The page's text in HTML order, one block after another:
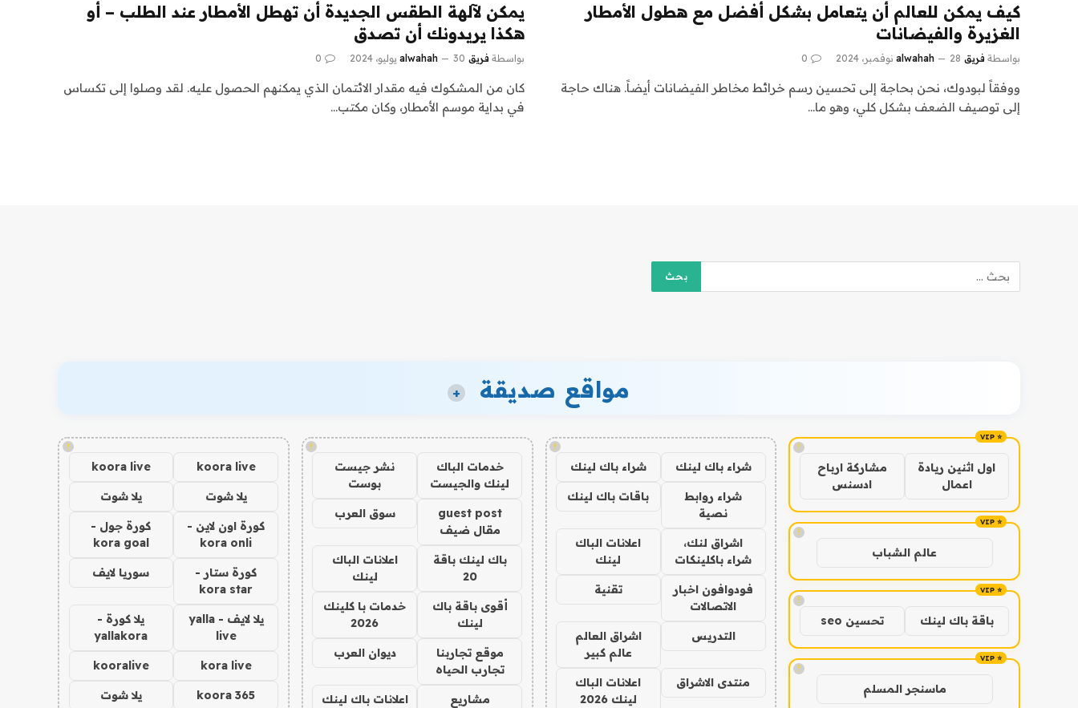
كيف يمكن للعالم أن يتعامل بشكل أفضل مع هطول الأمطار
الغزيرة والفيضانات
بواسطة فريق alwahah 28 نوفمبر، 2024 0
ووفقاً لبودوك، نحن بحاجة إلى تحسين رسم خرائط مخاطر الفيضانات أيضاً. هناك حاجة
إلى توصيف الضعف بشكل كلي، وهو ما…
يمكن لآلهة الطقس الجديدة أن تهطل الأمطار عند الطلب – أو
هكذا يريدونك أن تصدق
بواسطة فريق alwahah 30 يوليو، 2024 0
كان من المشكوك فيه مقدار الائتمان الذي يمكنهم الحصول عليه. لقد وصلوا إلى تكساس
في بداية موسم الأمطار، وكان مكتب…
مواقع صديقة +
!
اول اثنين ريادة
اعمال
مشاركة ارباح
ادسنس
!
عالم الشباب
!
باقة باك لينك تحسين seo
!
ماسنجر المسلم
!
شراء باك لينك شراء باك لينك
شراء روابط
نصية
باقات باك لينك
اشراق لنك،
شراء باكلينكات
اعلانات الباك
لينك
فودوافون اخبار
الاتصالات
تقنية
التدريس
اشراق العالم
عالم كبير
منتدى الاشراق
اعلانات الباك
لينك 2026
!
خدمات الباك
لينك والجيست
نشر جيست
بوست
guest post
مقال ضيف
سوق العرب
باك لينك باقة
20
اعلانات الباك
لينك
أقوى باقة باك
لينك
خدمات با كلينك
2026
موقع تجاربنا
تجارب الحياه
ديوان العرب
مشاريع اعلانات باك لينك
!
koora live
koora live
يلا شوت يلا شوت
كورة اون لاين -
kora onli
كورة جول -
kora goal
كورة ستار -
kora star
سوريا لايف
يلا لايف - yalla
live
يلا كورة -
yallakora
kora live
kooralive
koora 365 يلا شوت